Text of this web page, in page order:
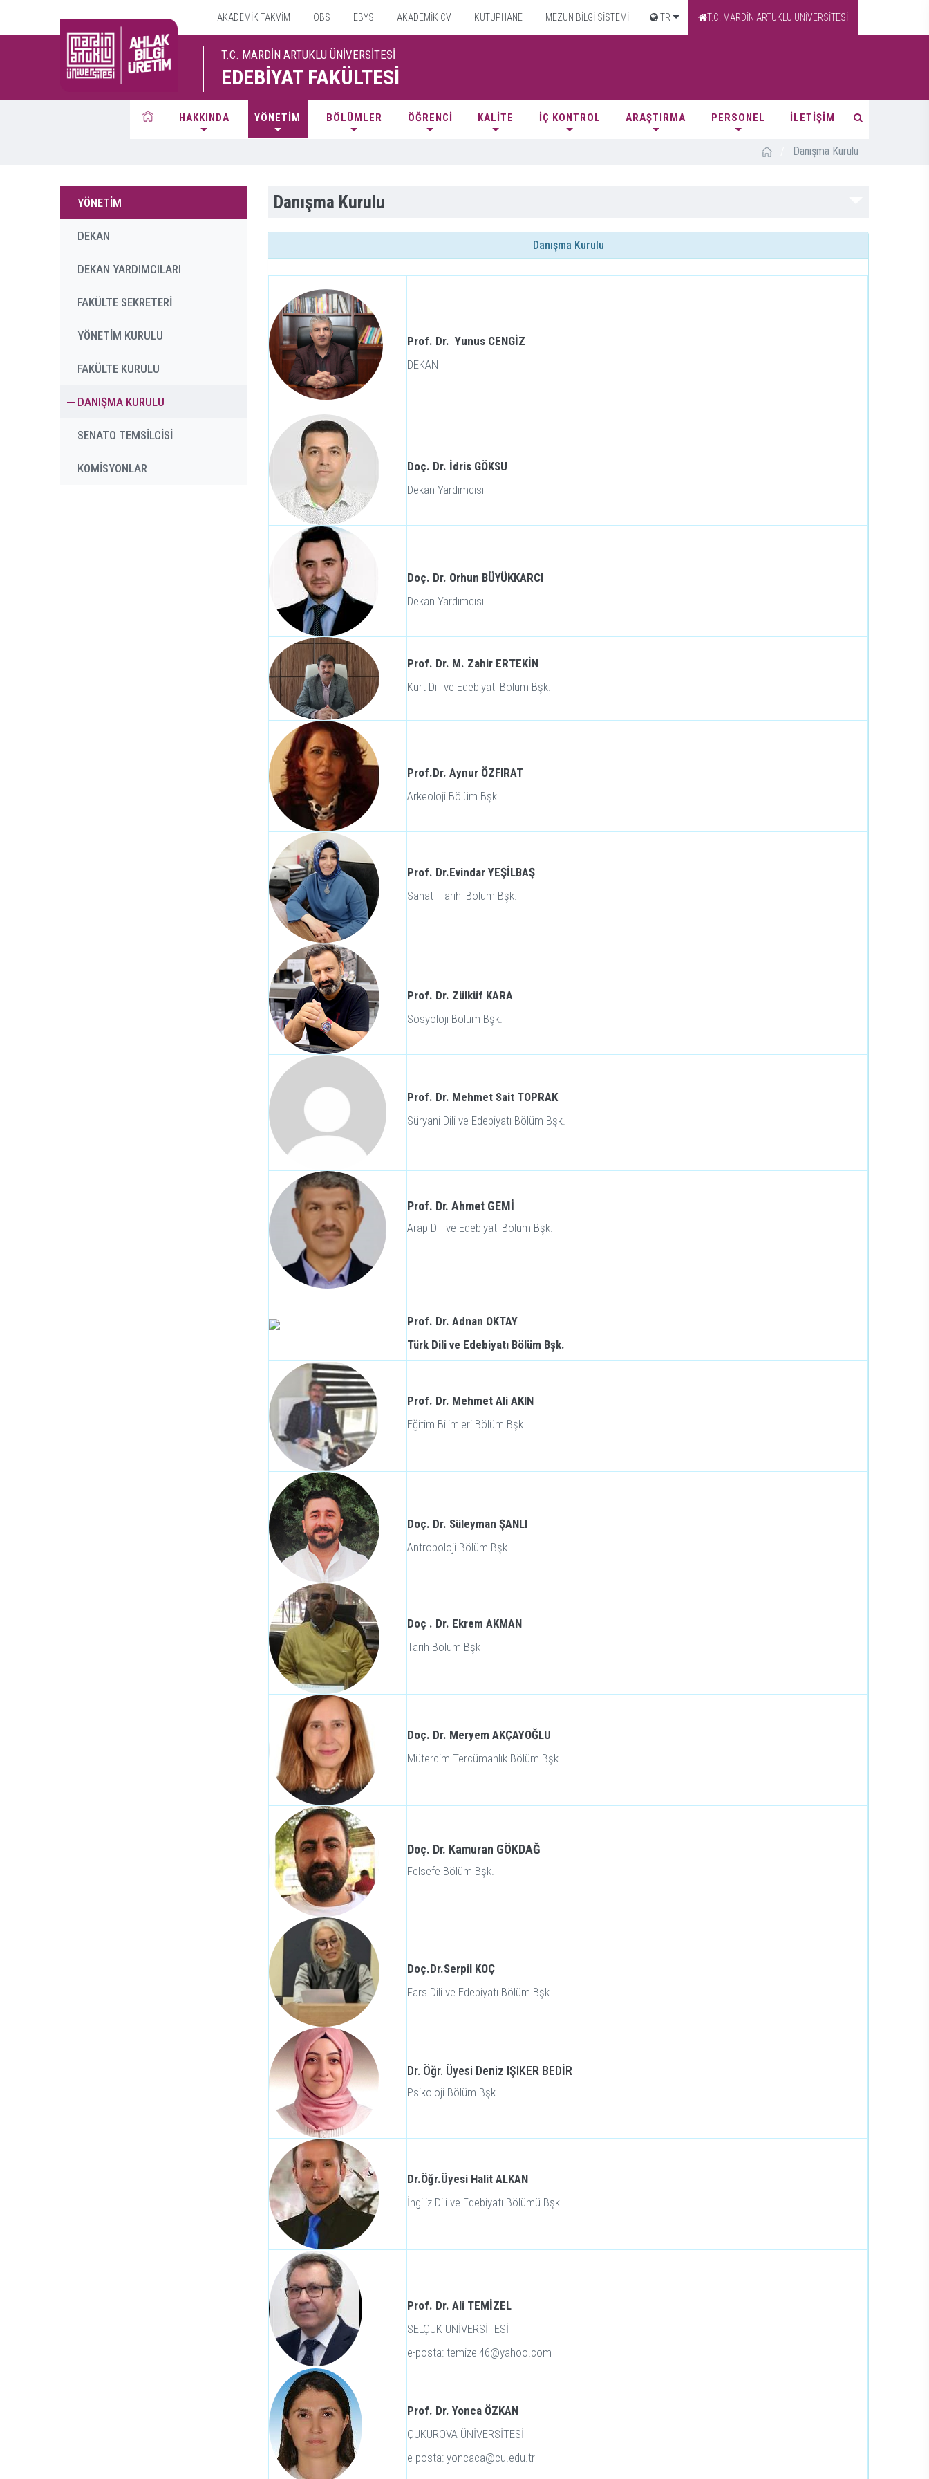
AKADEMİK TAKVİM OBS EBYS AKADEMİK CV KÜTÜPHANE MEZUN BİLGİ SİSTEMİ TR T.C. MARDİN ARTUKLU ÜNİVERSİTESİ
T.C. MARDİN ARTUKLU ÜNİVERSİTESİ
EDEBİYAT FAKÜLTESİ
HAKKINDA YÖNETİM BÖLÜMLER ÖĞRENCİ KALİTE İÇ KONTROL ARAŞTIRMA PERSONEL İLETİŞİM
Danışma Kurulu
YÖNETİM
DEKAN
DEKAN YARDIMCILARI
FAKÜLTE SEKRETERİ
YÖNETİM KURULU
FAKÜLTE KURULU
DANIŞMA KURULU
SENATO TEMSİLCİSİ
KOMİSYONLAR
Danışma Kurulu
Danışma Kurulu
Prof. Dr. Yunus CENGİZ
DEKAN
Doç. Dr. İdris GÖKSU
Dekan Yardımcısı
Doç. Dr. Orhun BÜYÜKKARCI
Dekan Yardımcısı
Prof. Dr. M. Zahir ERTEKİN
Kürt Dili ve Edebiyatı Bölüm Bşk.
Prof.Dr. Aynur ÖZFIRAT
Arkeoloji Bölüm Bşk.
Prof. Dr.Evindar YEŞİLBAŞ
Sanat Tarihi Bölüm Bşk.
Prof. Dr. Zülküf KARA
Sosyoloji Bölüm Bşk.
Prof. Dr. Mehmet Sait TOPRAK
Süryani Dili ve Edebiyatı Bölüm Bşk.
Prof. Dr. Ahmet GEMİ
Arap Dili ve Edebiyatı Bölüm Bşk.
Prof. Dr. Adnan OKTAY
Türk Dili ve Edebiyatı Bölüm Bşk.
Prof. Dr. Mehmet Ali AKIN
Eğitim Bilimleri Bölüm Bşk.
Doç. Dr. Süleyman ŞANLI
Antropoloji Bölüm Bşk.
Doç . Dr. Ekrem AKMAN
Tarih Bölüm Bşk
Doç. Dr. Meryem AKÇAYOĞLU
Mütercim Tercümanlık Bölüm Bşk.
Doç. Dr. Kamuran GÖKDAĞ
Felsefe Bölüm Bşk.
Doç.Dr.Serpil KOÇ
Fars Dili ve Edebiyatı Bölüm Bşk.
Dr. Öğr. Üyesi Deniz IŞIKER BEDİR
Psikoloji Bölüm Bşk.
Dr.Öğr.Üyesi Halit ALKAN
İngiliz Dili ve Edebiyatı Bölümü Bşk.
Prof. Dr. Ali TEMİZEL
SELÇUK ÜNİVERSİTESİ
e-posta: temizel46@yahoo.com
Prof. Dr. Yonca ÖZKAN
ÇUKUROVA ÜNİVERSİTESİ
e-posta: yoncaca@cu.edu.tr